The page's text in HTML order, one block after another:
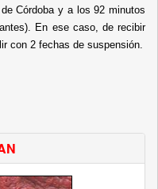
Córdoba y a los 92 minutos
En ese caso, de recibir
con 2 fechas de suspensión.